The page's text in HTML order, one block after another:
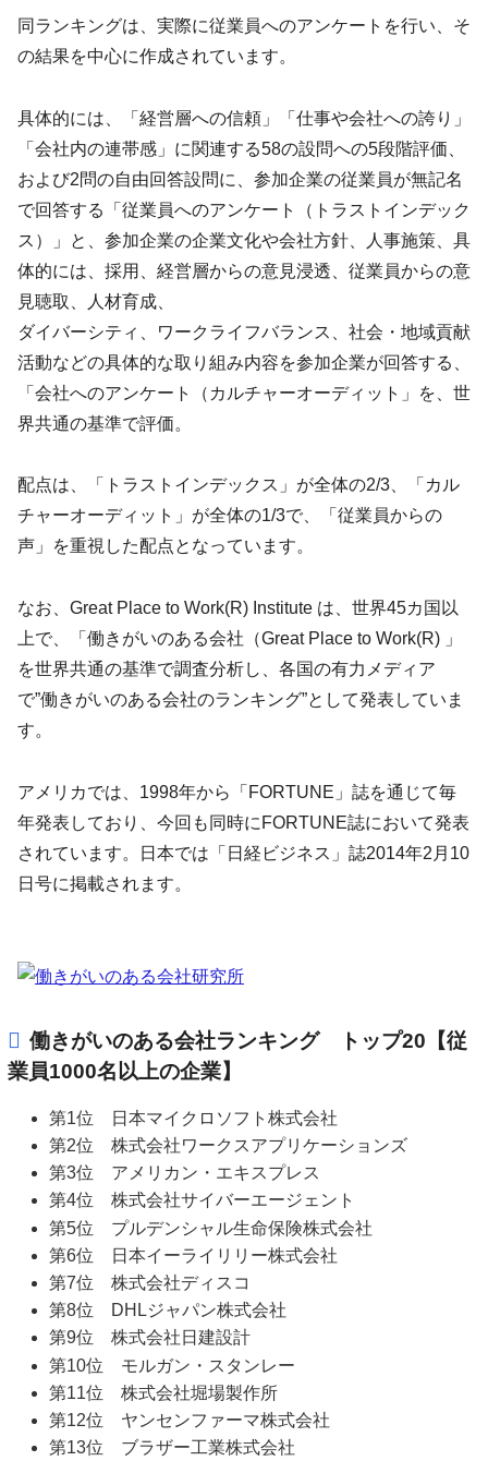
同ランキングは、実際に従業員へのアンケートを行い、そ
の結果を中心に作成されています。
具体的には、「経営層への信頼」「仕事や会社への誇り」
「会社内の連帯感」に関連する58の設問への5段階評価、
および2問の自由回答設問に、参加企業の従業員が無記名
で回答する「従業員へのアンケート（トラストインデック
ス）」と、参加企業の企業文化や会社方針、人事施策、具
体的には、採用、経営層からの意見浸透、従業員からの意
見聴取、人材育成、
ダイバーシティ、ワークライフバランス、社会・地域貢献
活動などの具体的な取り組み内容を参加企業が回答する、
「会社へのアンケート（カルチャーオーディット」を、世
界共通の基準で評価。
配点は、「トラストインデックス」が全体の2/3、「カル
チャーオーディット」が全体の1/3で、「従業員からの
声」を重視した配点となっています。
なお、Great Place to Work(R) Institute は、世界45カ国以
上で、「働きがいのある会社（Great Place to Work(R) 」
を世界共通の基準で調査分析し、各国の有力メディア
で”働きがいのある会社のランキング”として発表していま
す。
アメリカでは、1998年から「FORTUNE」誌を通じて毎
年発表しており、今回も同時にFORTUNE誌において発表
されています。日本では「日経ビジネス」誌2014年2月10
日号に掲載されます。
働きがいのある会社ランキング トップ20【従
業員1000名以上の企業】
第1位 日本マイクロソフト株式会社
第2位 株式会社ワークスアプリケーションズ
第3位 アメリカン・エキスプレス
第4位 株式会社サイバーエージェント
第5位 プルデンシャル生命保険株式会社
第6位 日本イーライリリー株式会社
第7位 株式会社ディスコ
第8位 DHLジャパン株式会社
第9位 株式会社日建設計
第10位 モルガン・スタンレー
第11位 株式会社堀場製作所
第12位 ヤンセンファーマ株式会社
第13位 ブラザー工業株式会社